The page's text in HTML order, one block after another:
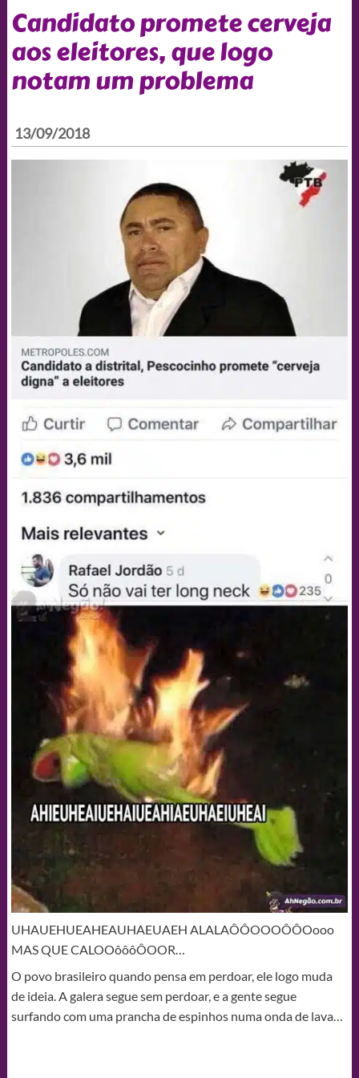
Candidato promete cerveja
aos eleitores, que logo
notam um problema
13/09/2018
UHAUEHUEAHEAUHAEUAEH ALALAÔÔOOOÔÔOooo
MAS QUE CALOOôôôÔOOR…
O povo brasileiro quando pensa em perdoar, ele logo muda
de ideia. A galera segue sem perdoar, e a gente segue
surfando com uma prancha de espinhos numa onda de lava…